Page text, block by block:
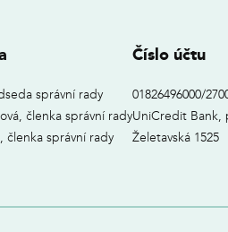
správní rady
členka správní rady
členka správní rady
Číslo účtu
01826496000/
UniCredit Bank,
Želetavská 1525